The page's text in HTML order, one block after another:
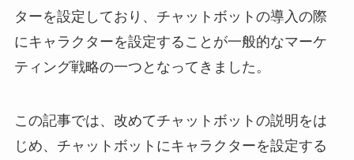
ターを設定しており、チャットボットの導入の際
にキャラクターを設定することが一般的なマーケ
ティング戦略の一つとなってきました。
この記事では、改めてチャットボットの説明をは
じめ、チャットボットにキャラクターを設定する